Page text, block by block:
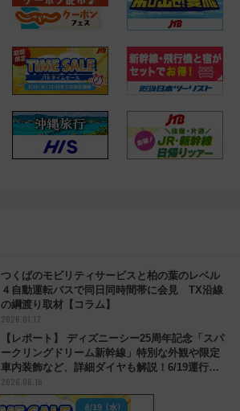
つくばのモビリティサービスと柏の葉のレベル
４自動運転バスで同日同時間帯に会見 TX沿線
の綱渡り取材【コラム】
2026.01.17
【レポート】 ディズニーシー25周年記念「スパ
ークリングドリーム新幹線」特別な外観や限定
車内装飾など、詳細ダイヤも解説！6/19運行開
始
2026.06.16